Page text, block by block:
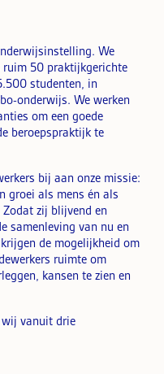
We
ruim 50 praktijkgerichte
studenten, in
onderwijs. We werken
om een goede
beroepspraktijk te
bij aan onze missie:
groei als mens én als
zij blijvend en
samenleving van nu en
de mogelijkheid om
ruimte om
kansen te zien en
wij vanuit drie